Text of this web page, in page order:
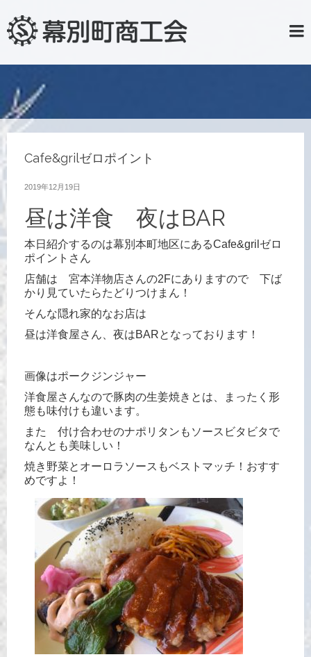
Cafe&grilゼロポイント
2019年12月19日
昼は洋食 夜はBAR
本日紹介するのは幕別本町地区にあるCafe&grilゼロ
ポイントさん
店舗は 宮本洋物店さんの2Fにありますので 下ば
かり見ていたらたどりつけまん！
そんな隠れ家的なお店は
昼は洋食屋さん、夜はBARとなっております！
画像はポークジンジャー
洋食屋さんなので豚肉の生姜焼きとは、まったく形
態も味付けも違います。
また 付け合わせのナポリタンもソースビタビタで
なんとも美味しい！
焼き野菜とオーロラソースもベストマッチ！おすす
めですよ！